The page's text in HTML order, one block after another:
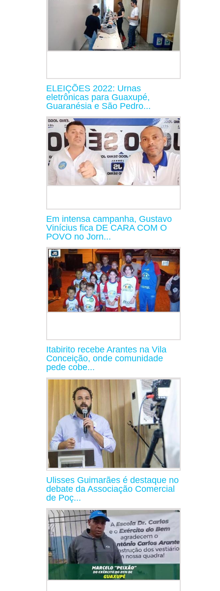
ELEIÇÕES 2022: Urnas
eletrônicas para Guaxupé,
Guaranésia e São Pedro...
Em intensa campanha, Gustavo
Vinícius fica DE CARA COM O
POVO no Jorn...
Itabirito recebe Arantes na Vila
Conceição, onde comunidade
pede cobe...
Ulisses Guimarães é destaque no
debate da Associação Comercial
de Poç...